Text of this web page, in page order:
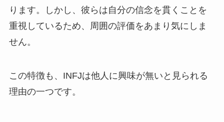
ります。しかし、彼らは自分の信念を貫くことを
重視しているため、周囲の評価をあまり気にしま
せん。
この特徴も、INFJは他人に興味が無いと見られる
理由の一つです。